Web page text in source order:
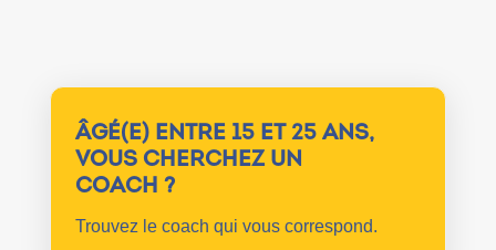
ÂGÉ(E) ENTRE 15 ET 25 ANS,
VOUS CHERCHEZ UN
COACH ?
Trouvez le coach qui vous correspond.